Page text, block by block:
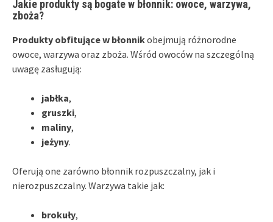
Jakie produkty są bogate w błonnik: owoce, warzywa,
zboża?
Produkty obfitujące w błonnikobejmują różnorodne
owoce, warzywa oraz zboża. Wśród owoców na szczególną
uwagę zasługują:
jabłka,
gruszki,
maliny,
jeżyny.
Oferują one zarówno błonnik rozpuszczalny, jak i
nierozpuszczalny. Warzywa takie jak:
brokuły,